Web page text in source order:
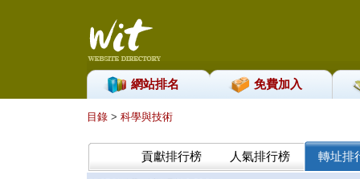
網站排名 免費加入
目錄 > 科學與技術
貢獻排行榜 人氣排行榜 轉址排